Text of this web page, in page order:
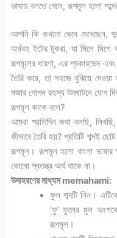
ভাষায় বলতে গেলে, রূপমূল হলো
আপনি কি কখনো ভেবে দেখেছেন,
অর্থবহ ইটের টুকরা, যা মিলে
রূপমূলের ধারণা, এর প্রকারভেদ এবং
তৈরি করে, তা সহজে বুঝিয়ে
মজার গোপন রহস্য উদঘাটনে যোগ
রূপমূল কাকে বলে?
আমরা প্রতিদিন কথা বলছি,
কীভাবে তৈরি হয়? প্রতিটি শব্দই
রূপমূল। রূপমূল হলো বাংলা
কোনো স্বতন্ত্র অর্থ থাকে না।
উদাহরণের মাধ্যম memahami:
ফুল শব্দটি নিন।
‘ফু’ ফুলের মূল
রূপমূল।